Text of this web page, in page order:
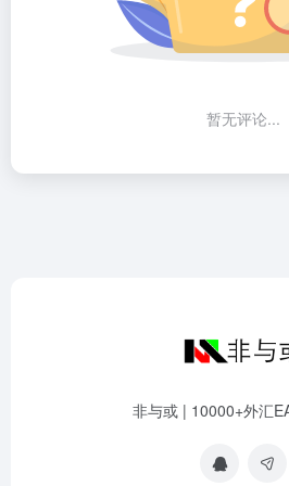
暂无评论...
非与或 | 10000+外汇